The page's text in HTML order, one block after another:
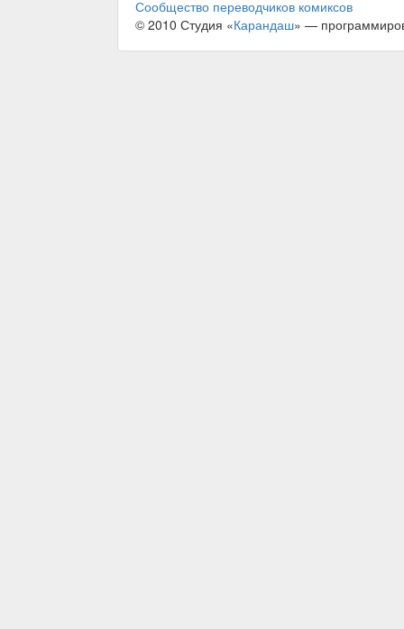
Сообщество переводчиков комиксов
© 2010 Студия «Карандаш» —